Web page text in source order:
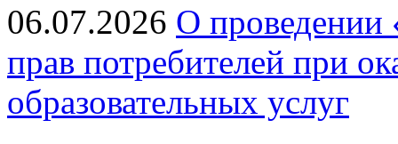
06.07.2026 О проведении
прав потребителей при
образовательных услуг